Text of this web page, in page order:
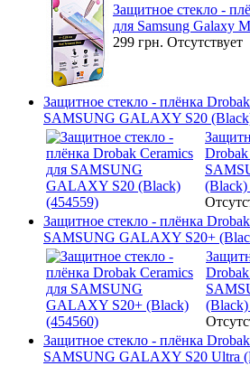
Защитное стекло -
для Samsung Galaxy
299 грн. Отсутствует
Защитное стекло - плёнка
SAMSUNG GALAXY S20
Drobak
(Black)
Защитное стекло - плёнка
SAMSUNG GALAXY S20+
Защитное стекло - плёнка
SAMSUNG GALAXY S20 Ultra